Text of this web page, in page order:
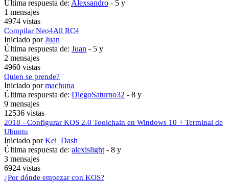
Última respuesta de: Alexsandro - 5 y
1 mensajes
4974 vistas
Compilar Neo4All RC4
Iniciado porJuan
Última respuesta de: Juan - 5 y
2 mensajes
4960 vistas
Quien se prende?
Iniciado pormachuna
Última respuesta de: DiegoSaturno32 - 8 y
9 mensajes
12536 vistas
2018 - Configurar KOS 2.0 Toolchain en Windows 10 + Terminal de
Ubuntu
Iniciado porKei_Dash
Última respuesta de: alexislight - 8 y
3 mensajes
6924 vistas
¿Por dónde empezar con KOS?